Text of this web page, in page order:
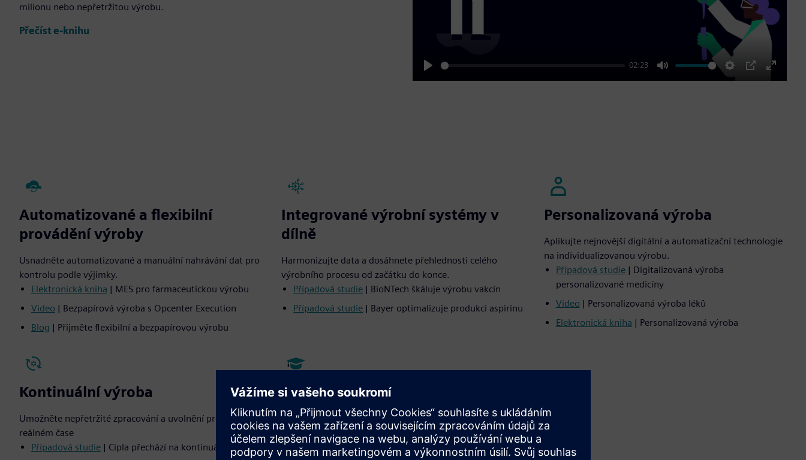
milionu nebo nepřetržitou výrobu.
Přečíst e-knihu
Play
02:23
Mute Settings
PIP
Enter
Automatizované a flexibilní
provádění výroby
Usnadněte automatizované a manuální nahrávání dat pro
kontrolu podle výjimky.
Elektronická kniha | MES pro farmaceutickou výrobu
Video | Bezpapírová výroba s Opcenter Execution
Blog | Přijměte flexibilní a bezpapírovou výrobu
Integrované výrobní systémy v
dílně
Harmonizujte data a dosáhnete přehlednosti celého
výrobního procesu od začátku do konce.
Případová studie | BioNTech škáluje výrobu vakcín
Případová studie | Bayer optimalizuje produkci aspirinu
Personalizovaná výroba
Aplikujte nejnovější digitální a automatizační technologie
na individualizovanou výrobu.
Případová studie| Digitalizovaná výroba
personalizované medicíny
Video | Personalizovaná výroba léků
Elektronická kniha | Personalizovaná výroba
Kontinuální výroba
Umožněte nepřetržité zpracování a uvolnění produktu v
reálném čase
Případová studie | Cipla přechází na kontinuální výrobu
Školení a údržba s VR/AR
Zajistěte bezpečnost a efektivitu pomocí pohlcujících
školení obsluhy.
Dozvědět se více| Efektivní pohlcující tréninky